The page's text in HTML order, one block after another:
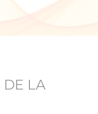
DE LA